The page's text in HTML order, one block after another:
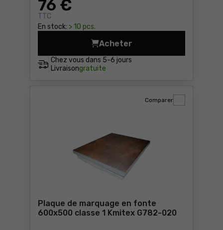
76 €
TTC
En stock: > 10 pcs.
Chez vous dans 5-6 jours
Livraisongratuite
Acheter
Combiné Cutter Rotatif
Plaque de marquage en fonte
600x500 classe 1 Kmitex G782-020
Comparer